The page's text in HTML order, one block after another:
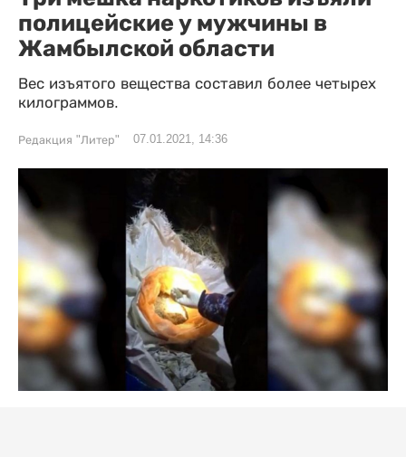
полицейские у мужчины в
Жамбылской области
Вес изъятого вещества составил более четырех
килограммов.
Редакция "Литер" 07.01.2021, 14:36